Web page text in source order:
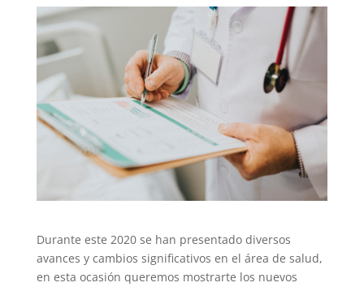
Durante este 2020 se han presentado diversos
avances y cambios significativos en el área de salud,
en esta ocasión queremos mostrarte los nuevos